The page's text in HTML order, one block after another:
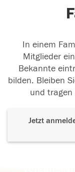
In einem
Mitglieder
Bekannte
bilden. Bleiben
und tragen
Jetzt